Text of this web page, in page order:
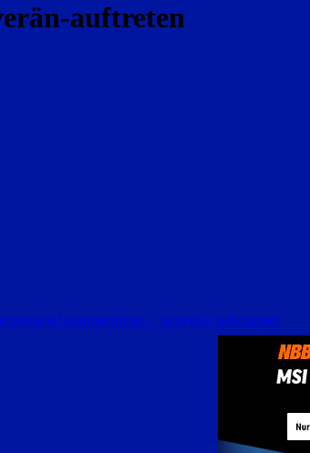
auftreten
argumentieren – souverän ankommen